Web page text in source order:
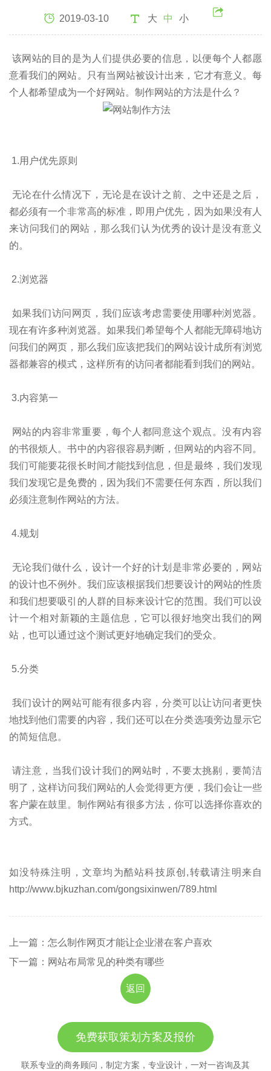
2019-03-10 大 中 小
该网站的目的是为人们提供必要的信息，以便每个人都愿
意看我们的网站。只有当网站被设计出来，它才有意义。每
个人都希望成为一个好网站。制作网站的方法是什么？
1.用户优先原则
无论在什么情况下，无论是在设计之前、之中还是之后，
都必须有一个非常高的标准，即用户优先，因为如果没有人
来访问我们的网站，那么我们认为优秀的设计是没有意义
的。
2.浏览器
如果我们访问网页，我们应该考虑需要使用哪种浏览器。
现在有许多种浏览器。如果我们希望每个人都能无障碍地访
问我们的网页，那么我们应该把我们的网站设计成所有浏览
器都兼容的模式，这样所有的访问者都能看到我们的网站。
3.内容第一
网站的内容非常重要，每个人都同意这个观点。没有内容
的书很烦人。书中的内容很容易判断，但网站的内容不同。
我们可能要花很长时间才能找到信息，但是最终，我们发现
我们发现它是免费的，因为我们不需要任何东西，所以我们
必须注意制作网站的方法。
4.规划
无论我们做什么，设计一个好的计划是非常必要的，网站
的设计也不例外。我们应该根据我们想要设计的网站的性质
和我们想要吸引的人群的目标来设计它的范围。我们可以设
计一个相对新颖的主题信息，它可以很好地突出我们的网
站，也可以通过这个测试更好地确定我们的受众。
5.分类
我们设计的网站可能有很多内容，分类可以让访问者更快
地找到他们需要的内容，我们还可以在分类选项旁边显示它
的简短信息。
请注意，当我们设计我们的网站时，不要太挑剔，要简洁
明了，这样访问我们网站的人会觉得更方便，我们会让一些
客户蒙在鼓里。制作网站有很多方法，你可以选择你喜欢的
方式。
如没特殊注明，文章均为酷站科技原创,转载请注明来自
http://www.bjkuzhan.com/gongsixinwen/789.html
上一篇：怎么制作网页才能让企业潜在客户喜欢
下一篇：网站布局常见的种类有哪些
返回
免费获取策划方案及报价
联系专业的商务顾问，制定方案，专业设计，一对一咨询及其